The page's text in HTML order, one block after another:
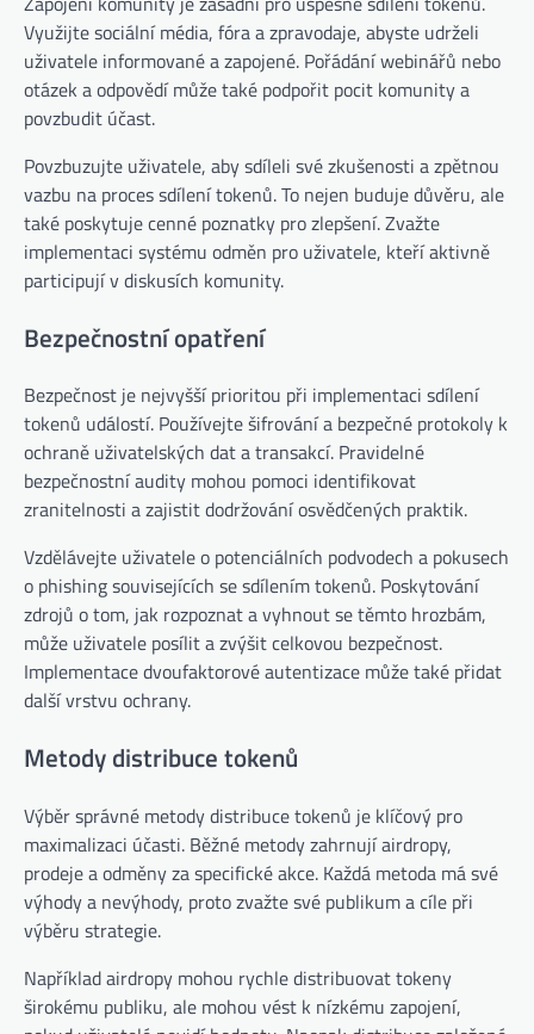
Využijte sociální média, fóra a zpravodaje, abyste udrželi
uživatele informované a zapojené. Pořádání webinářů nebo
otázek a odpovědí může také podpořit pocit komunity a
povzbudit účast.
Povzbuzujte uživatele, aby sdíleli své zkušenosti a zpětnou
vazbu na proces sdílení tokenů. To nejen buduje důvěru, ale
také poskytuje cenné poznatky pro zlepšení. Zvažte
implementaci systému odměn pro uživatele, kteří aktivně
participují v diskusích komunity.
Bezpečnostní opatření
Bezpečnost je nejvyšší prioritou při implementaci sdílení
tokenů událostí. Používejte šifrování a bezpečné protokoly k
ochraně uživatelských dat a transakcí. Pravidelné
bezpečnostní audity mohou pomoci identifikovat
zranitelnosti a zajistit dodržování osvědčených praktik.
Vzdělávejte uživatele o potenciálních podvodech a pokusech
o phishing souvisejících se sdílením tokenů. Poskytování
zdrojů o tom, jak rozpoznat a vyhnout se těmto hrozbám,
může uživatele posílit a zvýšit celkovou bezpečnost.
Implementace dvoufaktorové autentizace může také přidat
další vrstvu ochrany.
Metody distribuce tokenů
Výběr správné metody distribuce tokenů je klíčový pro
maximalizaci účasti. Běžné metody zahrnují airdropy,
prodeje a odměny za specifické akce. Každá metoda má své
výhody a nevýhody, proto zvažte své publikum a cíle při
výběru strategie.
Například airdropy mohou rychle distribuovat tokeny
širokému publiku, ale mohou vést k nízkému zapojení,